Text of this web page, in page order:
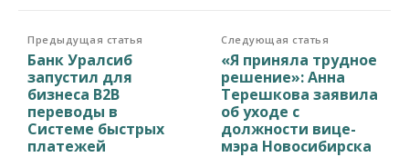
Предыдущая статья
Банк Уралсиб
запустил для
бизнеса В2В
переводы в
Системе быстрых
платежей
Следующая статья
«Я приняла трудное
решение»: Анна
Терешкова заявила
об уходе с
должности вице-
мэра Новосибирска